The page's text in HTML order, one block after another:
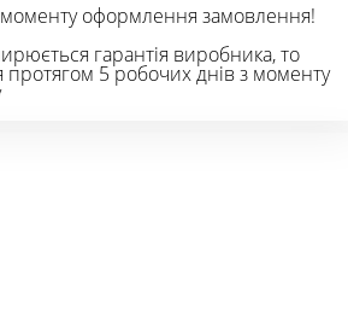
моменту оформлення замовлення!
гарантія виробника, то
протягом 5 робочих днів з моменту